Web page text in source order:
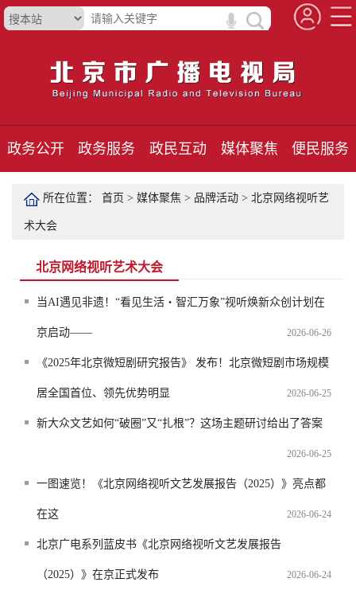
政务公开 政务服务 政民互动 媒体聚焦 便民服务
所在位置： 首页 > 媒体聚焦 > 品牌活动 > 北京网络视听艺
术大会
北京网络视听艺术大会
当AI遇见非遗！“看见生活・智汇万象”视听焕新众创计划在
京启动—— 2026-06-26
《2025年北京微短剧研究报告》 发布！北京微短剧市场规模
居全国首位、领先优势明显 2026-06-25
新大众文艺如何“破圈”又“扎根”？这场主题研讨给出了答案
2026-06-25
一图速览！《北京网络视听文艺发展报告（2025）》亮点都
在这 2026-06-24
北京广电系列蓝皮书《北京网络视听文艺发展报告
（2025）》在京正式发布 2026-06-24